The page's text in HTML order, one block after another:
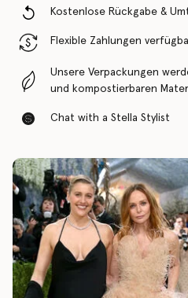
Kostenlose Rückgabe &
Flexible Zahlungen
Unsere Verpackungen
und kompostierbaren
Chat with a Stella Stylist